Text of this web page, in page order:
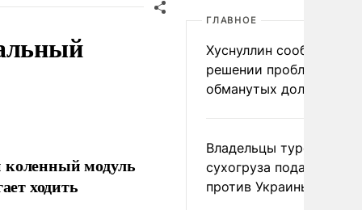
коленный модуль
ходить
ГЛАВНОЕ
Хуснуллин сообщил о
решении проблемы
обманутых дольщиков
Владельцы турецкого
сухогруза подадут иск
против Украины в Гаагу